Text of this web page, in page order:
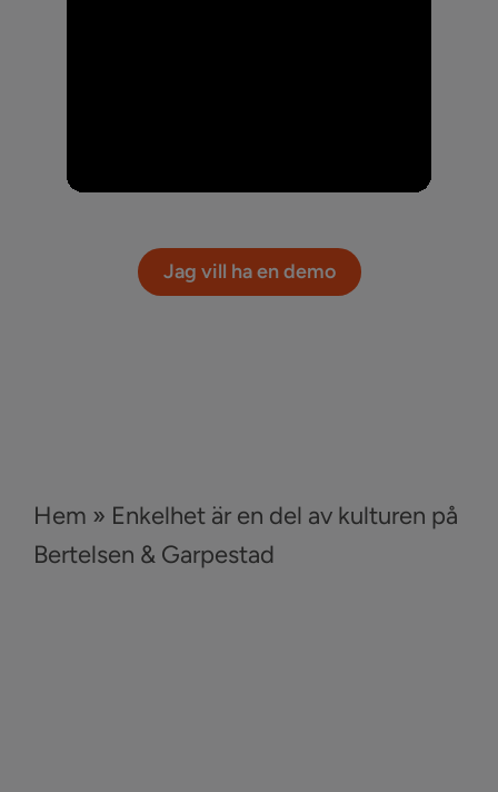
Jag vill ha en demo
Hem » Enkelhet är en del av kulturen på
Bertelsen & Garpestad